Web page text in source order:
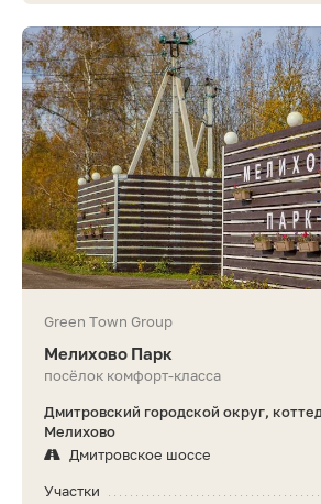
Green Town Group
Мелихово Парк
посёлок комфорт-класса
Дмитровский городской округ,
Мелихово
Дмитровское шоссе
Участки